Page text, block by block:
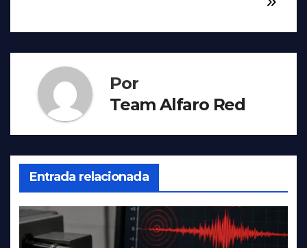
Por
Team Alfaro Red
Entrada relacionada